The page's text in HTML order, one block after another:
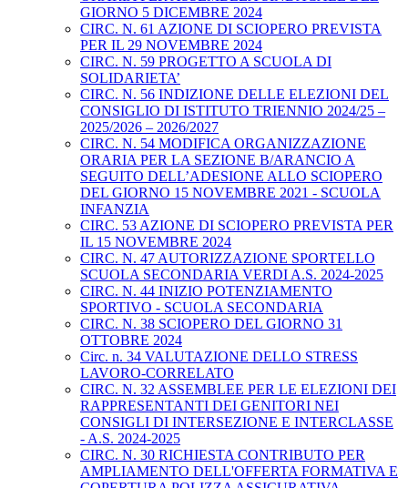
GIORNO 5 DICEMBRE 2024
CIRC. N. 61 AZIONE DI SCIOPERO PREVISTA
PER IL 29 NOVEMBRE 2024
CIRC. N. 59 PROGETTO A SCUOLA DI
SOLIDARIETA’
CIRC. N. 56 INDIZIONE DELLE ELEZIONI DEL
CONSIGLIO DI ISTITUTO TRIENNIO 2024/25 –
2025/2026 – 2026/2027
CIRC. N. 54 MODIFICA ORGANIZZAZIONE
ORARIA PER LA SEZIONE B/ARANCIO A
SEGUITO DELL’ADESIONE ALLO SCIOPERO
DEL GIORNO 15 NOVEMBRE 2021 - SCUOLA
INFANZIA
CIRC. 53 AZIONE DI SCIOPERO PREVISTA PER
IL 15 NOVEMBRE 2024
CIRC. N. 47 AUTORIZZAZIONE SPORTELLO
SCUOLA SECONDARIA VERDI A.S. 2024-2025
CIRC. N. 44 INIZIO POTENZIAMENTO
SPORTIVO - SCUOLA SECONDARIA
CIRC. N. 38 SCIOPERO DEL GIORNO 31
OTTOBRE 2024
Circ. n. 34 VALUTAZIONE DELLO STRESS
LAVORO-CORRELATO
CIRC. N. 32 ASSEMBLEE PER LE ELEZIONI DEI
RAPPRESENTANTI DEI GENITORI NEI
CONSIGLI DI INTERSEZIONE E INTERCLASSE
- A.S. 2024-2025
CIRC. N. 30 RICHIESTA CONTRIBUTO PER
AMPLIAMENTO DELL'OFFERTA FORMATIVA E